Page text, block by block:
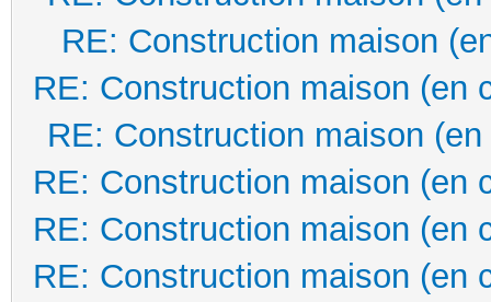
RE: Construction maison
RE: Construction maison (en
RE: Construction maison
RE: Construction maison (en
RE: Construction maison (en
RE: Construction maison (en